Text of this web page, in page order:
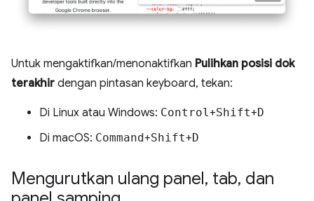
Untuk mengaktifkan/menonaktifkan Pulihkan posisi dok
terakhir dengan pintasan keyboard, tekan:
Di Linux atau Windows: Control+Shift+D
Di macOS: Command+Shift+D
Mengurutkan ulang panel, tab, dan